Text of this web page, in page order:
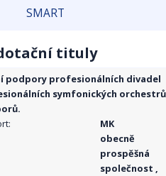
SMART
tituly
podpory profesionálních divadel
symfonických orchestrů
MK
obecně
prospěšná
společnost ,